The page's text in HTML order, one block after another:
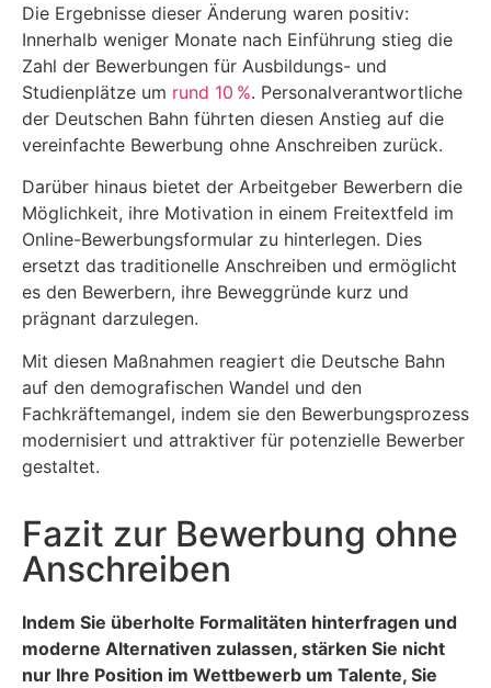
Die Ergebnisse dieser Änderung waren positiv:
Innerhalb weniger Monate nach Einführung stieg die
Zahl der Bewerbungen für Ausbildungs- und
Studienplätze um rund 10 %. Personalverantwortliche
der Deutschen Bahn führten diesen Anstieg auf die
vereinfachte Bewerbung ohne Anschreiben zurück.
Darüber hinaus bietet der Arbeitgeber Bewerbern die
Möglichkeit, ihre Motivation in einem Freitextfeld im
Online-Bewerbungsformular zu hinterlegen. Dies
ersetzt das traditionelle Anschreiben und ermöglicht
es den Bewerbern, ihre Beweggründe kurz und
prägnant darzulegen.
Mit diesen Maßnahmen reagiert die Deutsche Bahn
auf den demografischen Wandel und den
Fachkräftemangel, indem sie den Bewerbungsprozess
modernisiert und attraktiver für potenzielle Bewerber
gestaltet.
Fazit zur Bewerbung ohne
Anschreiben
Indem Sie überholte Formalitäten hinterfragen und
moderne Alternativen zulassen, stärken Sie nicht
nur Ihre Position im Wettbewerb um Talente, Sie